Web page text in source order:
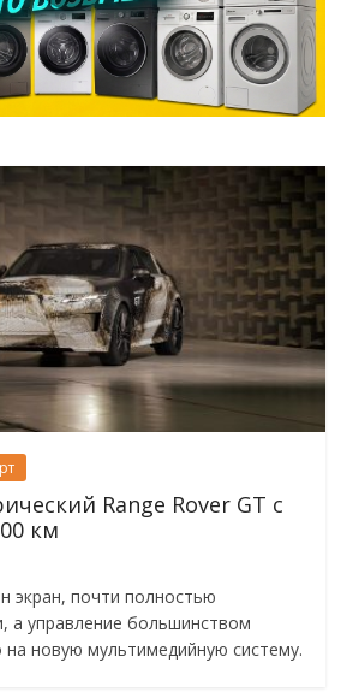
Range Rover GT с
км
экран, почти полностью
а управление большинством
новую мультимедийную систему.